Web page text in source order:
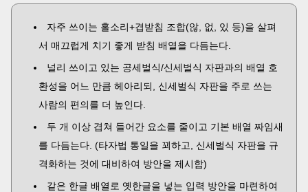
자주 쓰이는 홀소리+겹받침 조합(않, 없, 있 등)을 살펴
서 매끄럽게 치기 좋게 받침 배열을 다듬는다.
널리 쓰이고 있는 공세벌식/신세벌식 자판과의 배열 호
환성을 어느 만큼 헤아리되, 신세벌식 자판을 주로 쓰는
사람의 편의를 더 높인다.
두 개 이상 겹쳐 들어간 요소를 줄이고 기본 배열 짜임새
를 다듬는다. (타자법 통일을 꾀하고, 신세벌식 자판을 규
격화하는 것에 대비하여 방안을 제시함)
같은 한글 배열로 옛한글을 넣는 입력 방안을 마련하여